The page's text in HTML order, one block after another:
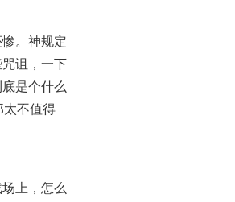
。神规定
诅，一下
是个什么
太不值得
上，怎么